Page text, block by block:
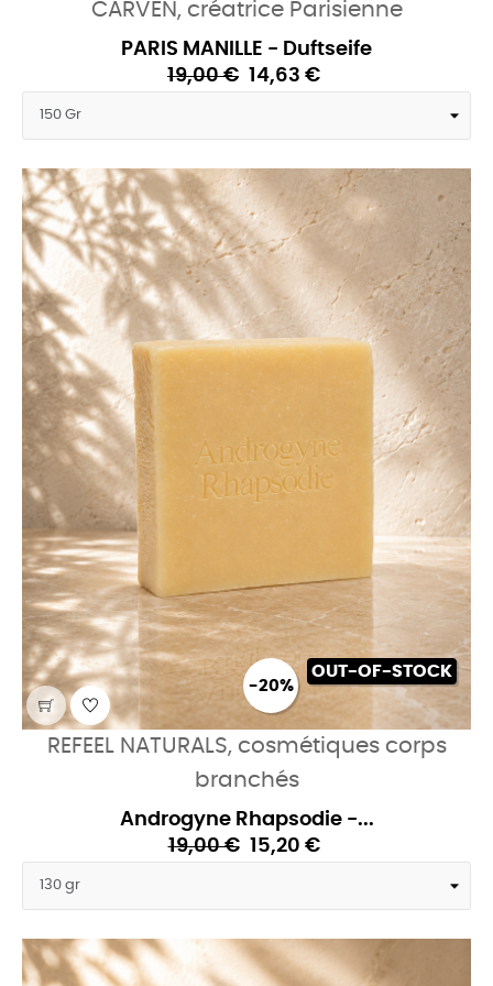
CARVEN, créatrice Parisienne
PARIS MANILLE - Duftseife
19,00 € 14,63 €
-20%
OUT-OF-STOCK
REFEEL NATURALS, cosmétiques corps
branchés
Androgyne Rhapsodie -...
19,00 € 15,20 €